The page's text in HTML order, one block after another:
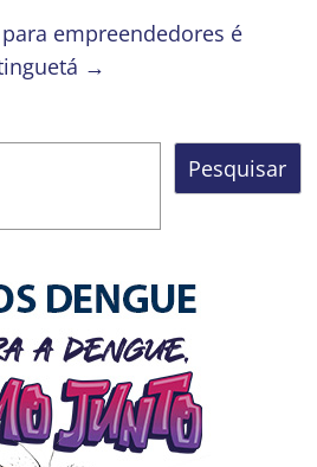
para empreendedores é
→
Pesquisar